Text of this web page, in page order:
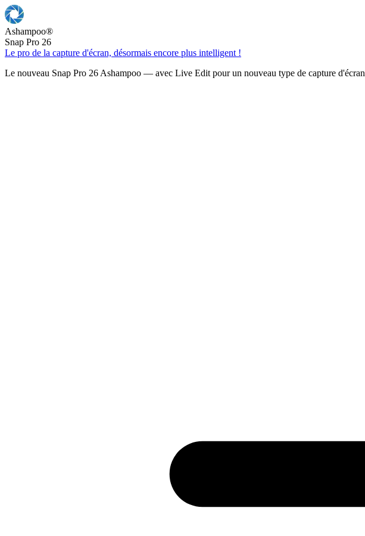
Ashampoo®
Snap Pro 26
Le pro de la capture d'écran, désormais encore plus intelligent !
Le nouveau Snap Pro 26 Ashampoo — avec Live Edit pour un nouveau type de capture d'écran